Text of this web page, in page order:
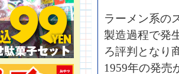
ラーメン系の
製造過程で発
ろ評判となり
1959年の発売